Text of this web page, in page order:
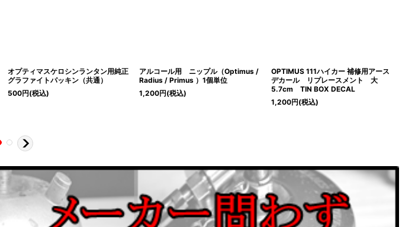
オプティマスケロシンランタン用純正
グラファイトパッキン（共通）
500円(税込)
アルコール用 ニップル（Optimus /
Radius / Primus ）1個単位
1,200円(税込)
OPTIMUS 111ハイカー 補修用アース
デカール リプレースメント 大
5.7cm TIN BOX DECAL
1,200円(税込)